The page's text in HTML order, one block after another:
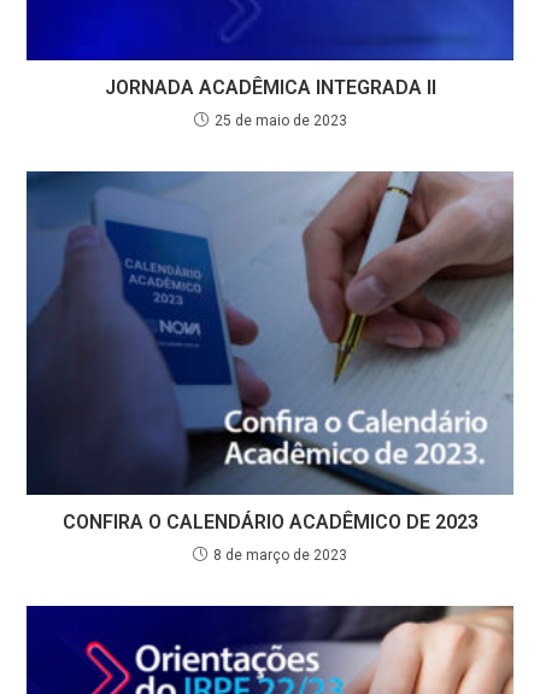
JORNADA ACADÊMICA INTEGRADA II
25 de maio de 2023
CONFIRA O CALENDÁRIO ACADÊMICO DE 2023
8 de março de 2023